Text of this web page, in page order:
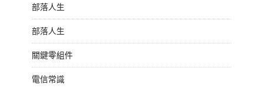
部落人生
部落人生
關鍵零組件
電信常識